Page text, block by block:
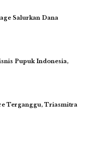
Salurkan Dana
Pupuk Indonesia,
Terganggu, Triasmitra